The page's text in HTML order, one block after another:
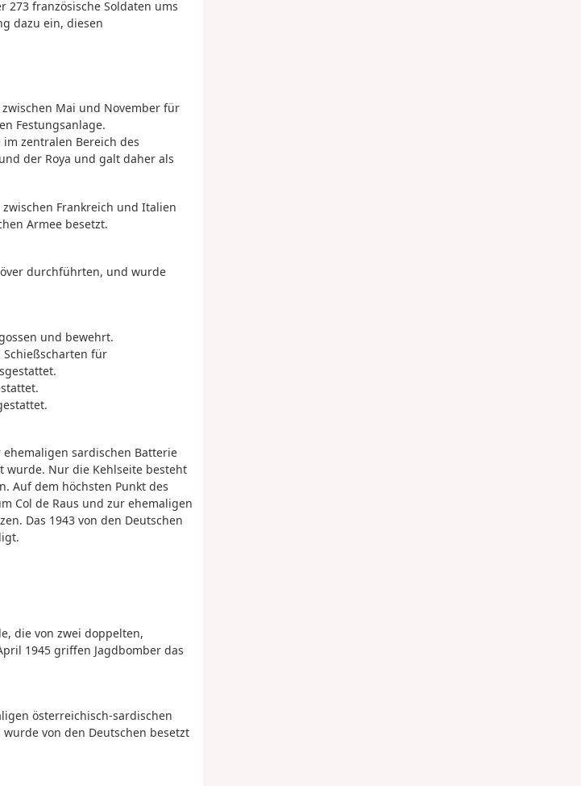
französische Soldaten ums
dazu ein, diesen
Mai und November für
Festungsanlage.
zentralen Bereich des
der Roya und galt daher als
Frankreich und Italien
Armee besetzt.
durchführten, und wurde
und bewehrt.
für
ehemaligen sardischen Batterie
wurde. Nur die Kehlseite besteht
Auf dem höchsten Punkt des
Col de Raus und zur ehemaligen
Das 1943 von den Deutschen
die von zwei doppelten,
1945 griffen Jagdbomber das
österreichisch-sardischen
von den Deutschen besetzt